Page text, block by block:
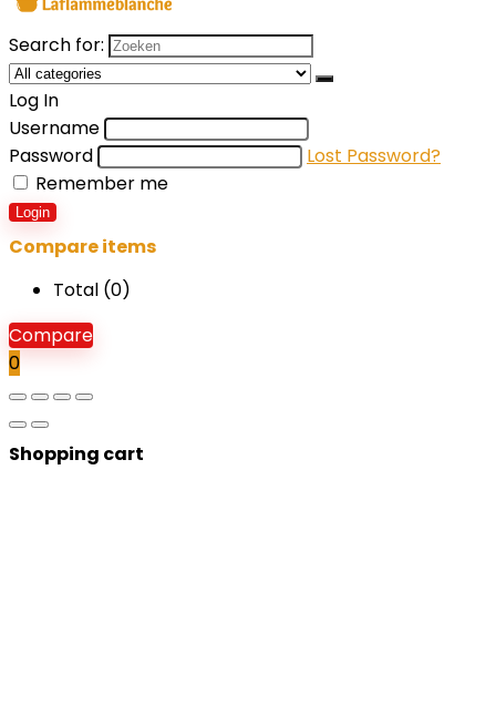
Search for:
Log In
Username
Password
Lost Password?
Remember me
Login
Compare items
Total (0)
Compare
0
Shopping cart